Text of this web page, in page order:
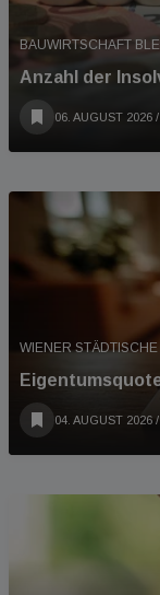
BAUWIRTSCHAFT
Anzahl der
06. AUGUST 2026
WIENER
04. AUGUST 2026